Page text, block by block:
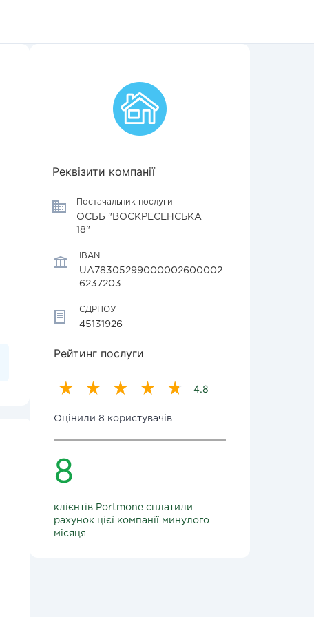
Реквізити компанії
Постачальник послуги
ОСББ "ВОСКРЕСЕНСЬКА
18"
IBAN
UA78305299000002600002
6237203
ЄДРПОУ
45131926
Рейтинг послуги
4.8
Оцінили 8 користувачів
8
клієнтів Portmone сплатили
рахунок цієї компанії минулого
місяця